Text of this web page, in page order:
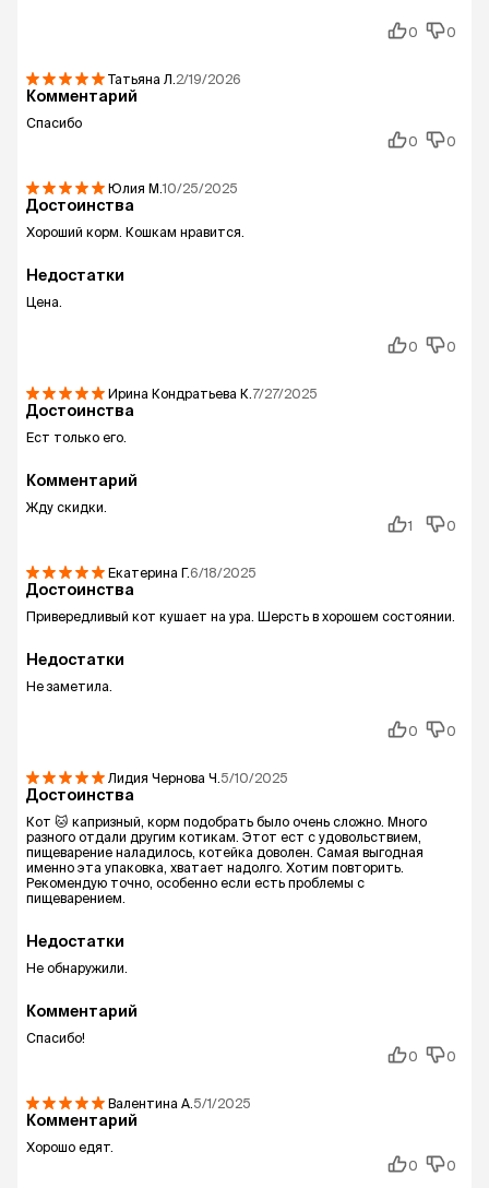
0 0
Татьяна Л. 2/19/2026
Комментарий
Спасибо
0
0
Юлия М.10/25/2025
Достоинства
Хороший корм. Кошкам нравится.
Недостатки
Цена.
0 0
Ирина Кондратьева К. 7/27/2025
Достоинства
Ест только его.
Комментарий
Жду скидки.
1
0
Екатерина Г.6/18/2025
Достоинства
Привередливый кот кушает на ура. Шерсть в хорошем состоянии.
Недостатки
Не заметила.
0 0
Лидия Чернова Ч. 5/10/2025
Достоинства
Кот 🐱 капризный, корм подобрать было очень сложно. Много
разного отдали другим котикам. Этот ест с удовольствием,
пищеварение наладилось, котейка доволен. Самая выгодная
именно эта упаковка, хватает надолго. Хотим повторить.
Рекомендую точно, особенно если есть проблемы с
пищеварением.
Недостатки
Не обнаружили.
Комментарий
Спасибо!
0
0
Валентина А. 5/1/2025
Комментарий
Хорошо едят.
0
0